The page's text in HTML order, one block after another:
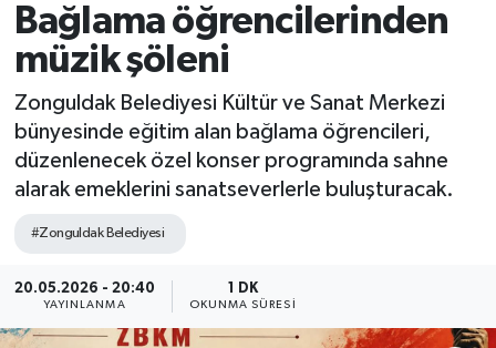
Bağlama öğrencilerinden
müzik şöleni
Zonguldak Belediyesi Kültür ve Sanat Merkezi
bünyesinde eğitim alan bağlama öğrencileri,
düzenlenecek özel konser programında sahne
alarak emeklerini sanatseverlerle buluşturacak.
#Zonguldak Belediyesi
20.05.2026 - 20:40
YAYINLANMA
1 DK
OKUNMA SÜRESI
Devrek
Gökçebey
GÜNDEM
Kozlu
Zonguldak Namaz Vakitleri
Süper Lig Puan Durumu ve Fikstür
Tüm Manşetler
Haber Arşivi